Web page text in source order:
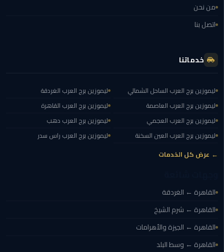
ليموزين
مايو
حلوان
الإسماعيلية
ليموزين
ليموزين
ليموزين
ليموزين
بورسعيد
من نحن
اتصل بنا
خدماتنا
ليموزين برج العرب الساحل الشمالي
ليموزين برج العرب العاصمة
ليموزين برج العرب العجمي
ليموزين برج العرب العين السخنة
ليموزين برج العرب الغردقة
ليموزين برج العرب القاهرة
ليموزين برج العرب دهب
ليموزين برج العرب راس سدر
← عرض كل الخدمات
القاهرة ← الغردقة
القاهرة ← شرم الشيخ
القاهرة ← الجيزة والأهرامات
القاهرة ← وسط البلد